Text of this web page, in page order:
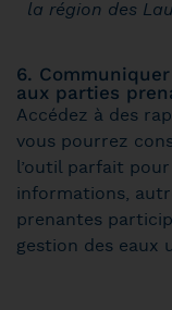
la région des
6.
aux parties
Accédez à des
vous pourrez
l’outil parfait
informations,
prenantes
gestion des eaux